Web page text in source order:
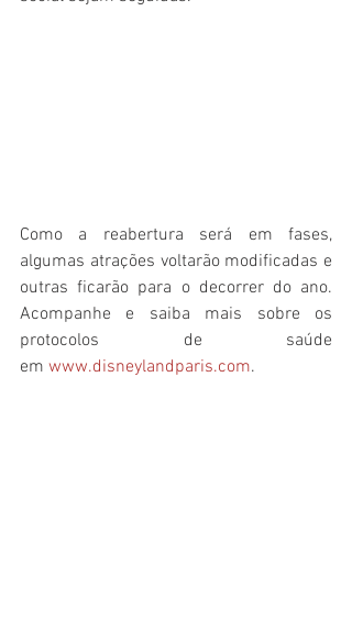
Como a reabertura será em fases,
algumas atrações voltarão modificadas e
outras ficarão para o decorrer do ano.
Acompanhe e saiba mais sobre os
protocolos de saúde
em www.disneylandparis.com.